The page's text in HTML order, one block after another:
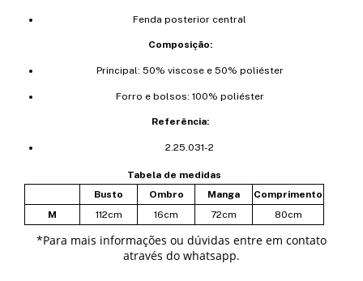
Fenda posterior central
Composição:
Principal: 50% viscose e 50% poliéster
Forro e bolsos: 100% poliéster
Referência:
2.25.031-2
Tabela de medidas
Busto
Ombro Manga
Comprimento
M
112cm 16cm 72cm 80cm
*Para mais informações ou dúvidas entre em contato
através do whatsapp.